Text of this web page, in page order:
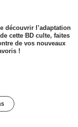
découvrir l’adaptation
cette BD culte, faites
de vos nouveaux
!